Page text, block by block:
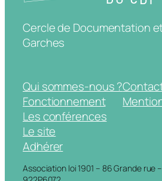
Cercle de Documentation
Garches
Qui sommes-nous ?
Fonctionnement
Les conférences
Le site
Adhérer
Association loi 1901 – 86 Grande rue